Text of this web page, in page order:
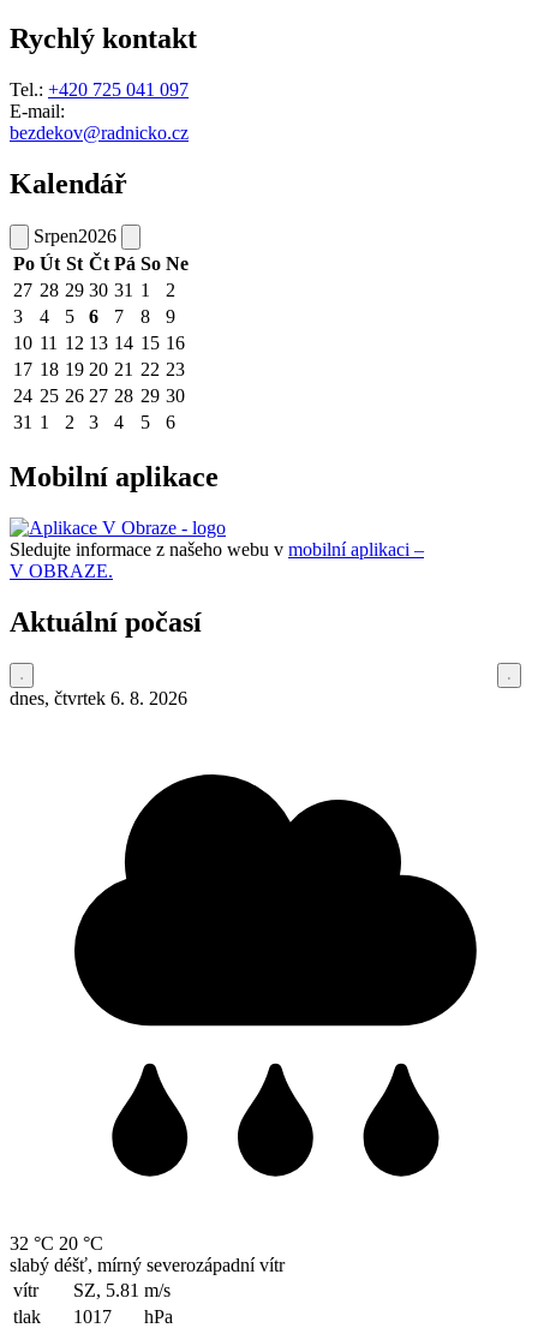
Rychlý kontakt
Tel.: +420 725 041 097
E-mail:
bezdekov@radnicko.cz
Kalendář
Srpen2026
Po Út St Čt Pá So Ne
27 28 29 30 31 1
2
3
4 5 6 7 8
9
10 11 12 13 14 15 16
17 18 19 20 21 22 23
24 25 26 27 28 29 30
31 1 2 3 4 5 6
Mobilní aplikace
Sledujte informace z našeho webu v mobilní aplikaci –
V OBRAZE.
Aktuální počasí
dnes, čtvrtek 6. 8. 2026
32 °C 20 °C
slabý déšť, mírný severozápadní vítr
vítr
SZ, 5.81 m/s
tlak
1017
hPa